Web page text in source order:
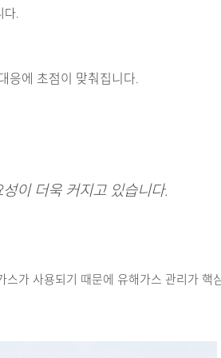
다.
응에 초점이 맞춰집니다.
이 더욱 커지고 있습니다.
가 사용되기 때문에 유해가스 관리가 핵